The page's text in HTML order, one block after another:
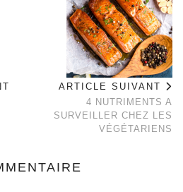
ARTICLE SUIVANT
4 NUTRIMENTS A
SURVEILLER CHEZ LES
VÉGÉTARIENS